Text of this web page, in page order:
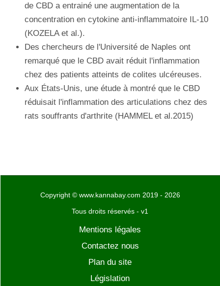
de CBD a entrainé une augmentation de la
concentration en cytokine anti-inflammatoire IL-10
(KOZELA et al.).
Des chercheurs de l'Université de Naples ont
remarqué que le CBD avait réduit l'inflammation
chez des patients atteints de colites ulcéreuses.
Aux États-Unis, une étude à montré que le CBD
réduisait l'inflammation des articulations chez des
rats souffrants d'arthrite (HAMMEL et al.2015)
Copyright © www.kannabay.com 2019 - 2026
Tous droits réservés - v1
Mentions légales
Contactez nous
Plan du site
Législation